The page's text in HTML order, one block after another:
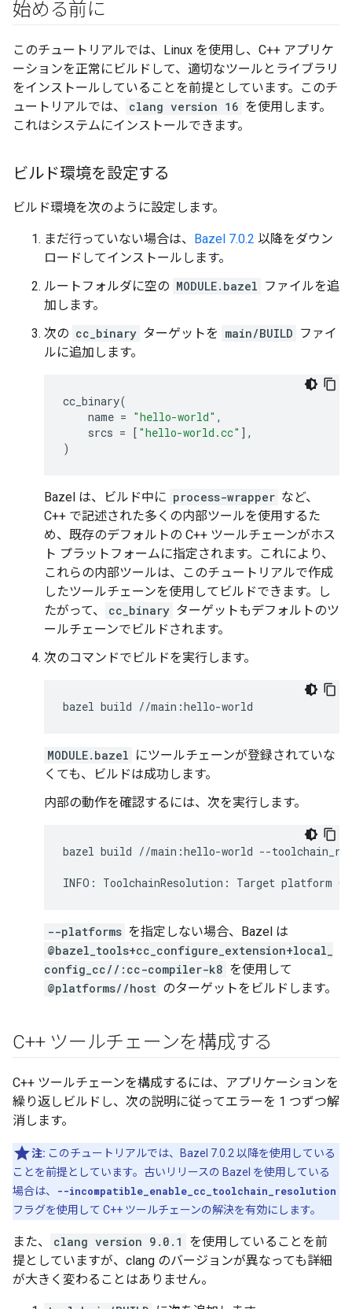
始める前に
このチュートリアルでは、Linux を使用し、C++ アプリケ
ーションを正常にビルドして、適切なツールとライブラリ
をインストールしていることを前提としています。このチ
ュートリアルでは、
clang version 16 を使用します。
これはシステムにインストールできます。
ビルド環境を設定する
ビルド環境を次のように設定します。
まだ行っていない場合は、 Bazel 7.0.2 以降をダウン
ロードしてインストールします。
ルートフォルダに空の MODULE.bazel ファイルを追
加します。
次の cc_binary ターゲットを main/BUILD ファイ
ルに追加します。
cc_binary(
name = "hello-world" ,
srcs = [ "hello-world.cc" ],
)
Bazel は、ビルド中に process-wrapper など、
C++ で記述された多くの内部ツールを使用するた
め、既存のデフォルトの C++ ツールチェーンがホス
ト プラットフォームに指定されます。これにより、
これらの内部ツールは、このチュートリアルで作成
したツールチェーンを使用してビルドできます。し
たがって、
cc_binary ターゲットもデフォルトのツ
ールチェーンでビルドされます。
次のコマンドでビルドを実行します。
bazel build
MODULE.bazel にツールチェーンが登録されていな
くても、ビルドは成功します。
内部の動作を確認するには、次を実行します。
bazel build //main:hello-world --
INFO: ToolchainResolution: Target platform
--platforms を指定しない場合、Bazel は
@bazel_tools+cc_configure_extension+local_
config_cc//:cc-compiler-k8 を使用して
@platforms//host のターゲットをビルドします。
C++ ツールチェーンを構成する
C++ ツールチェーンを構成するには、アプリケーションを
繰り返しビルドし、次の説明に従ってエラーを 1 つずつ解
消します。
注: このチュートリアルでは、Bazel 7.0.2 以降を使用している
ことを前提としています。古いリリースの Bazel を使用している
場合は、
--incompatible_enable_cc_toolchain_resolution
フラグを使用して C++ ツールチェーンの解決を有効にします。
また、 clang version 9.0.1
を使用していることを前
提としていますが、clang のバージョンが異なっても詳細
が大きく変わることはありません。